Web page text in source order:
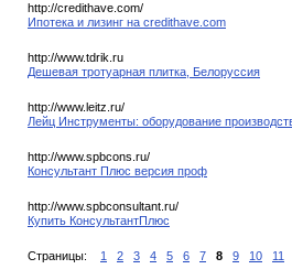
http://credithave.com/
Ипотека и лизинг на credithave.com
http://www.tdrik.ru
Дешевая тротуарная плитка, Белоруссия
http://www.leitz.ru/
Лейц Инструменты: оборудование
http://www.spbcons.ru/
Консультант Плюс версия проф
http://www.spbconsultant.ru/
Купить КонсультантПлюс
Страницы: 1 2 3 4 5 6 7 8 9 10 11